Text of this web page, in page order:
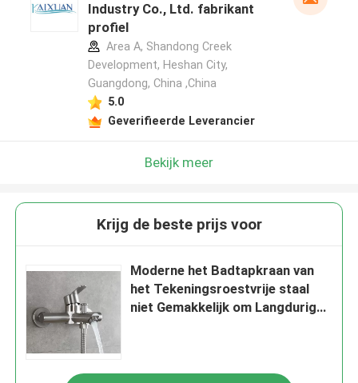
Industry Co., Ltd. fabrikant
profiel
Area A, Shandong Creek
Development, Heshan City,
Guangdong, China ,China
5.0
Geverifieerde Leverancier
Bekijk meer
Krijg de beste prijs voor
Moderne het Badtapkraan van
het Tekeningsroestvrije staal
niet Gemakkelijk om Langdurig